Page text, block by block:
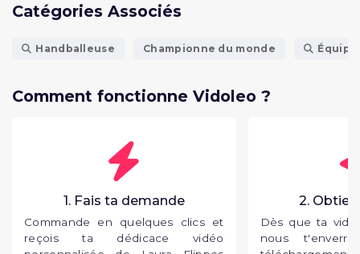
Catégories Associés
Handballeuse Championne du monde
Comment fonctionne Vidoleo ?
1. Fais ta demande
Commande en quelques clics et
reçois ta dédicace vidéo
2.
Dès que ta
nous